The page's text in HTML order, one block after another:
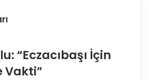
“Eczacıbaşı İçin
Vakti”